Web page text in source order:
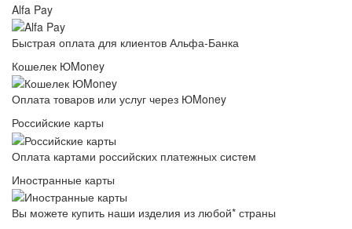
Alfa Pay
Быстрая оплата для клиентов Альфа-Банка
Кошелек ЮMoney
Оплата товаров или услуг через ЮMoney
Российские карты
Оплата картами российских платежных систем
Иностранные карты
Вы можете купить наши изделия из любой* страны